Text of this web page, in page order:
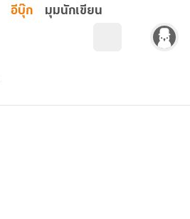
อีบุ๊ก มุมนักเขียน